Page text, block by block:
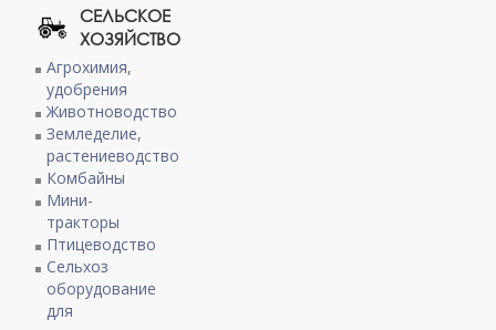
СЕЛЬСКОЕ
ХОЗЯЙСТВО
Агрохимия,
удобрения
Животноводство
Земледелие,
растениеводство
Комбайны
Мини-
тракторы
Птицеводство
Сельхоз
оборудование
для